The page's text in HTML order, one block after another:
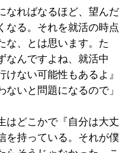
なればなるほど、望んだ
なる。それを就活の時点
な、とは思います。た
なんですよね、就活中
けない可能性もあるよ』
ないと問題になるので」
はどこかで『自分は大丈
を持っている。それが僕